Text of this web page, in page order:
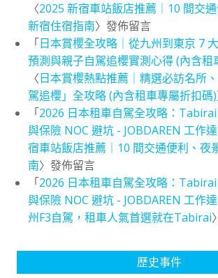
〈2025 新宿車站飯店推薦｜10 間交
新宿住宿指南〉發佈留言
「日本賞櫻全攻略｜從九州到東京 7
預測與親子自駕追櫻實測心得 (內含租
〈日本賞櫻熱點推薦｜精選必訪名所
駕追櫻」全攻略 (內含租車專屬折扣碼)
「2026 日本租車自駕全攻略：
與保險 NOC 避坑 - JOBDAREN 工作
宿車站飯店推薦｜10 間交通便利、夜
南〉發佈留言
「2026 日本租車自駕全攻略：
與保險 NOC 避坑 - JOBDAREN 工作
州F3自駕，租車人氣首選就在Tabirai
歷史事件